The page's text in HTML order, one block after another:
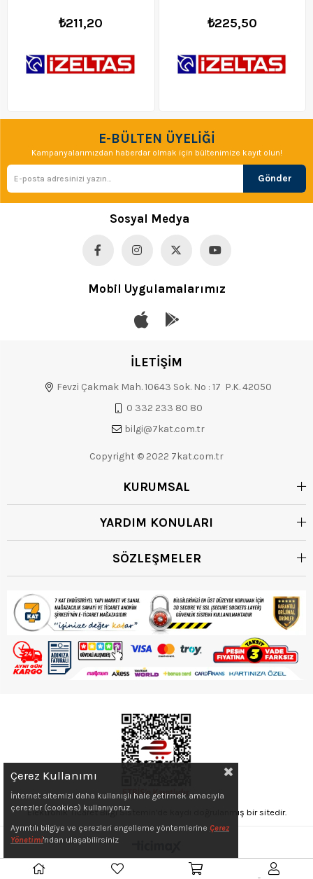
₺211,20 ₺225,50
E-BÜLTEN ÜYELİĞİ
Kampanyalarımızdan haberdar olmak için bültenimize kayıt olun!
Gönder
Sosyal Medya
Mobil Uygulamalarımız
İLETİŞİM
Fevzi Çakmak Mah. 10643 Sok. No : 17 P.K. 42050
0 332 233 80 80
bilgi@7kat.com.tr
Copyright © 2022 7kat.com.tr
KURUMSAL
YARDIM KONULARI
SÖZLEŞMELER
Elektronik Ticaret Bilgi Sistemin'de kaydı doğrulanmış bir sitedir.
Çerez Kullanımı
İnternet sitemizi daha kullanışlı hale getirmek amacıyla
çerezler (cookies) kullanıyoruz.
Ayrıntılı bilgiye ve çerezleri engelleme yöntemlerine Çerez
Yönetimi'ndan ulaşabilirsiniz